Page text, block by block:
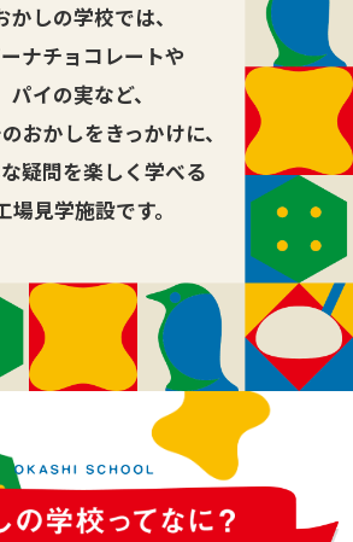
かしの学校では、
ナチョコレートや
パイの実など、
おかしをきっかけに、
疑問を楽しく学べる
場見学施設です。